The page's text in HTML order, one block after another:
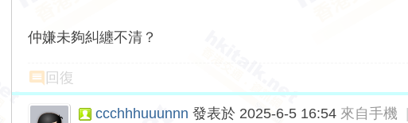
仲嫌未夠糾纏不清？
回復
ccchhhuuunnn 發表於 2025-6-5 16:54 來自手機